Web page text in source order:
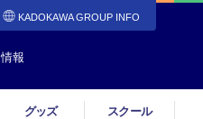
KADOKAWA GROUP INFO
報
グッズ スクール